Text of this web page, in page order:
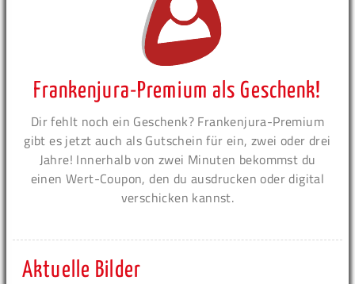
Frankenjura-Premium als Geschenk!
Dir fehlt noch ein Geschenk? Frankenjura-Premium
gibt es jetzt auch als Gutschein für ein, zwei oder drei
Jahre! Innerhalb von zwei Minuten bekommst du
einen Wert-Coupon, den du ausdrucken oder digital
verschicken kannst.
Aktuelle Bilder